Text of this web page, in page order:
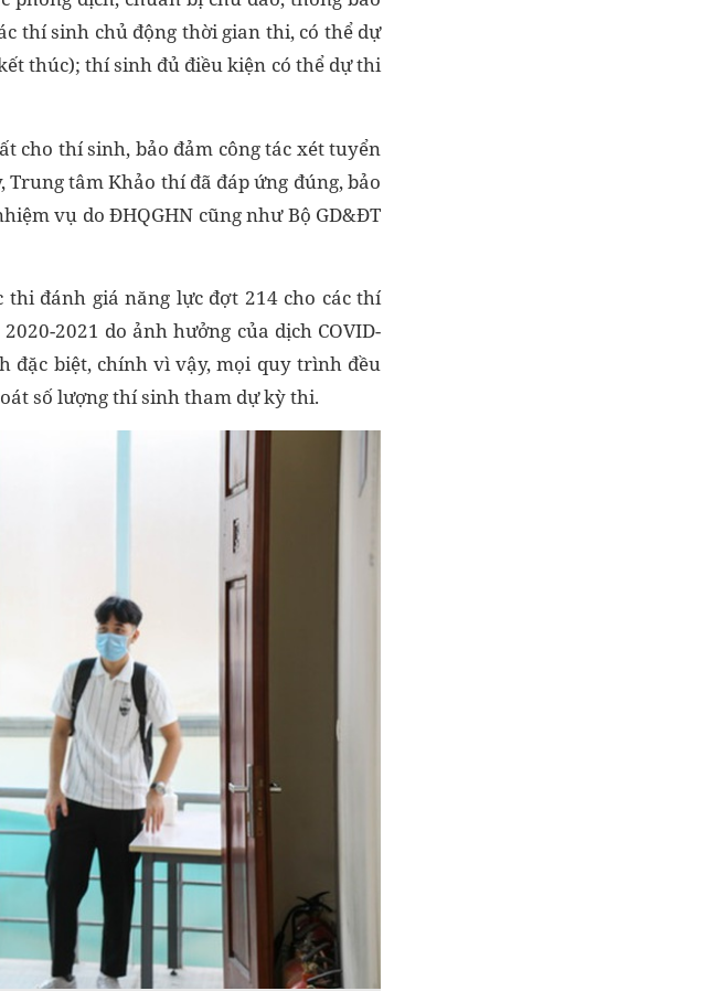
thí sinh chủ động thời gian thi, có thể dự
thúc); thí sinh đủ điều kiện có thể dự thi
cho thí sinh, bảo đảm công tác xét tuyển
tâm Khảo thí đã đáp ứng đúng, bảo
vụ do ĐHQGHN cũng như Bộ GD&ĐT
đánh giá năng lực đợt 214 cho các thí
2021 do ảnh hưởng của dịch COVID-
đặc biệt, chính vì vậy, mọi quy trình đều
số lượng thí sinh tham dự kỳ thi.